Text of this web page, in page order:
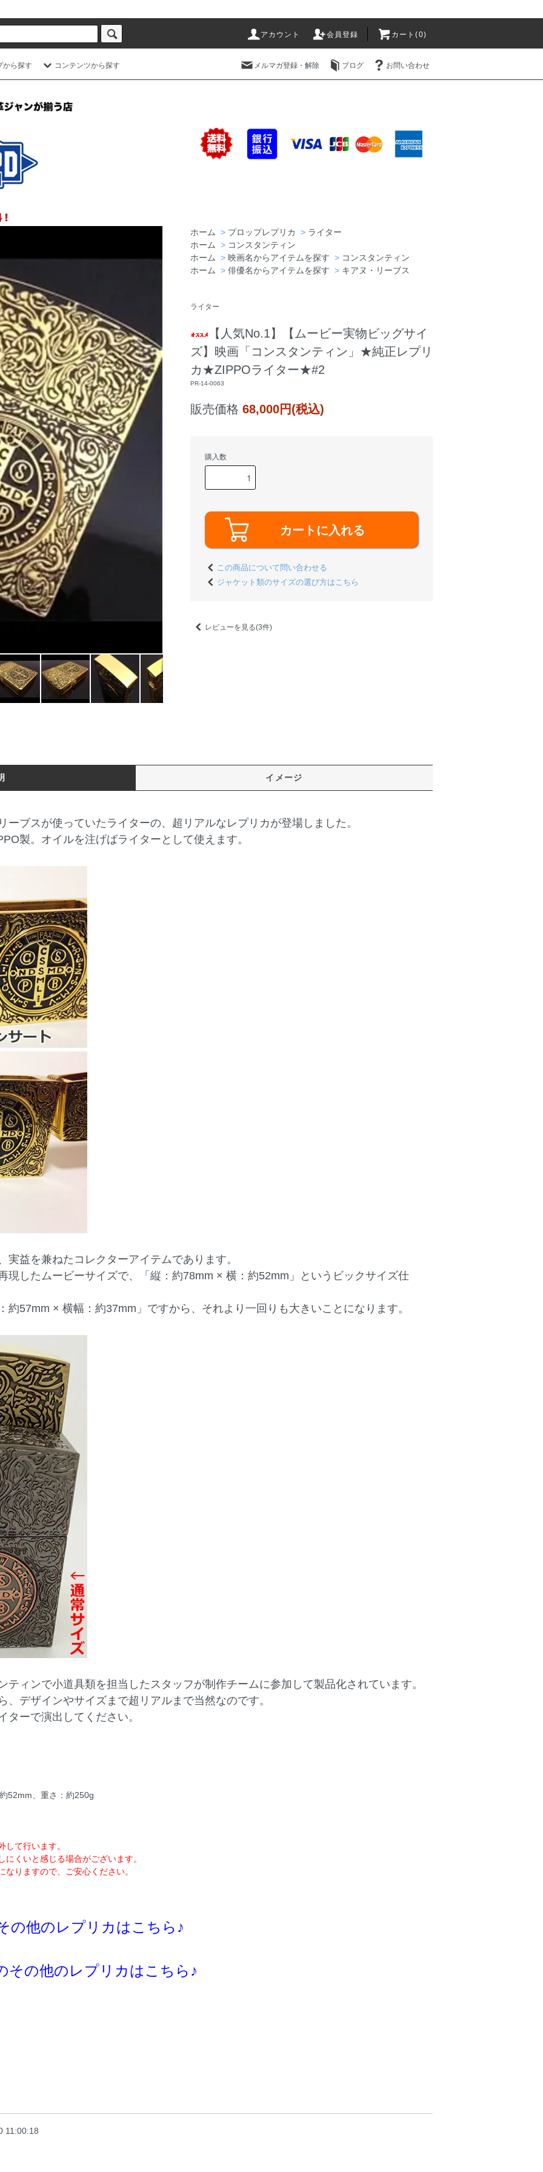
アカウント 会員登録 カート(0)
から探す コンテンツから探す メルマガ登録・解除 ブログ お問い合わせ
ホーム > プロップレプリカ > ライター
ホーム > コンスタンティン
ホーム > 映画名からアイテムを探す > コンスタンティン
ホーム > 俳優名からアイテムを探す > キアヌ・リーブス
ライター
【人気No.1】【ムービー実物ビッグサイ
ズ】映画「コンスタンティン」★純正レプリ
カ★ZIPPOライター★#2
PR-14-0063
販売価格 68,000円(税込)
購入数
カートに入れる
この商品について問い合わせる
ジャケット類のサイズの選び方はこちら
レビューを見る(3件)
イメージ
ーブスが使っていたライターの、超リアルなレプリカが登場しました。
製。オイルを注げばライターとして使えます。
益を兼ねたコレクターアイテムであります。
現したムービーサイズで、「縦：約78mm × 横：約52mm」というビックサイズ仕
約57mm × 横幅：約37mm」ですから、それより一回りも大きいことになります。
ティンで小道具類を担当したスタッフが制作チームに参加して製品化されています。
、デザインやサイズまで超リアルまで当然なのです。
ーで演出してください。
52mm、重さ：約250g
て行います。
くいと感じる場合がございます。
りますので、ご安心ください。
の他のレプリカはこちら♪
その他のレプリカはこちら♪
11:00:18